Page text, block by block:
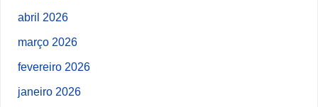
abril 2026
março 2026
fevereiro 2026
janeiro 2026